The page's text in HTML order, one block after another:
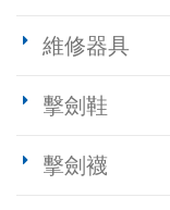
維修器具
擊劍鞋
擊劍襪